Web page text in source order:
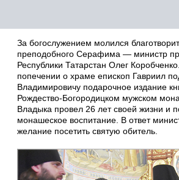
За богослужением молился
преподобного Серафима — министр
Республики Татарстан Олег
попечении о храме епископ Гавриил
Владимировичу подарочное издание
Рождество-Богородицком мужском
Владыка провел 26 лет своей жизни и
монашеское воспитание. В ответ
желание посетить святую обитель.